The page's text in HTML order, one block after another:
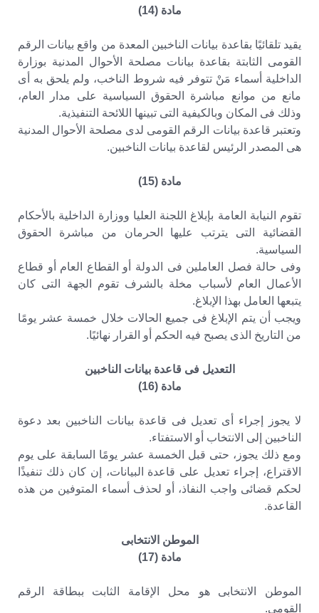
مادة (14)
يقيد تلقائيًا بقاعدة بيانات الناخبين المعدة من واقع بيانات الرقم
القومى الثابتة بقاعدة بيانات مصلحة الأحوال المدنية بوزارة
الداخلية أسماء مَنْ تتوفر فيه شروط الناخب، ولم يلحق به أى
مانع من موانع مباشرة الحقوق السياسية على مدار العام،
وذلك فى المكان وبالكيفية التى تبينها اللائحة التنفيذية.
وتعتبر قاعدة بيانات الرقم القومى لدى مصلحة الأحوال المدنية
هى المصدر الرئيس لقاعدة بيانات الناخبين.
مادة (15)
تقوم النيابة العامة بإبلاغ اللجنة العليا ووزارة الداخلية بالأحكام
القضائية التى يترتب عليها الحرمان من مباشرة الحقوق
السياسية.
وفى حالة فصل العاملين فى الدولة أو القطاع العام أو قطاع
الأعمال العام لأسباب مخلة بالشرف تقوم الجهة التى كان
يتبعها العامل بهذا الإبلاغ.
ويجب أن يتم الإبلاغ فى جميع الحالات خلال خمسة عشر يومًا
من التاريخ الذى يصبح فيه الحكم أو القرار نهائيًا.
التعديل فى قاعدة بيانات الناخبين
مادة (16)
لا يجوز إجراء أى تعديل فى قاعدة بيانات الناخبين بعد دعوة
الناخبين إلى الانتخاب أو الاستفتاء.
ومع ذلك يجوز، حتى قبل الخمسة عشر يومًا السابقة على يوم
الاقتراع، إجراء تعديل على قاعدة البيانات، إن كان ذلك تنفيذًا
لحكم قضائى واجب النفاذ، أو لحذف أسماء المتوفين من هذه
القاعدة.
الموطن الانتخابى
مادة (17)
الموطن الانتخابى هو محل الإقامة الثابت ببطاقة الرقم
القومى.